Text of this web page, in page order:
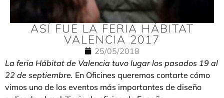
ASÍ FUE LA FERIA HÁBITAT
VALENCIA 2017
25/05/2018
La feria Hábitat de Valencia tuvo lugar los pasados 19 al
22 de septiembre. En Oficines queremos contarte cómo
vimos uno de los eventos más importantes de diseño